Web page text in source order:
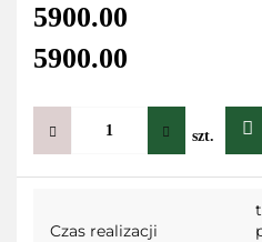
5900.00
5900.00
szt.
Czas realizacji